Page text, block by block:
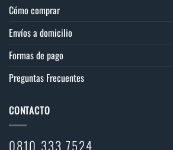
Cómo comprar
Envíos a domicilio
Formas de pago
Preguntas Frecuentes
CONTACTO
0810 333 7524